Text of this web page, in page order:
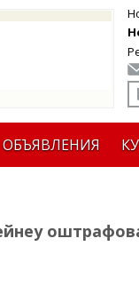
ОБЪЯВЛЕНИЯ